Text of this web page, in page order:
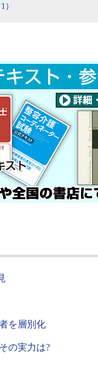
）
を層別化
の実力は?